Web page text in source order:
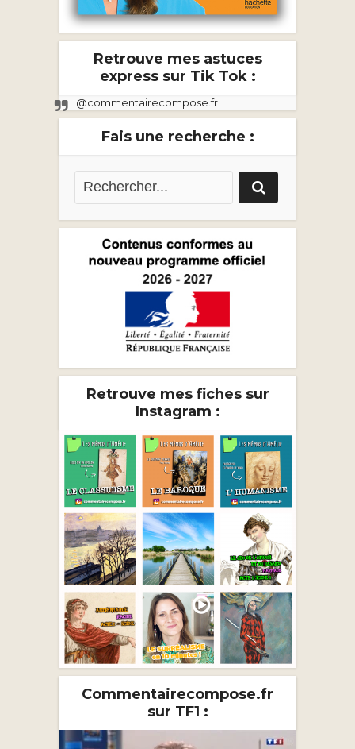
Retrouve mes astuces
express sur Tik Tok :
@commentairecompose.fr
Fais une recherche :
Retrouve mes fiches sur
Instagram :
Commentairecompose.fr
sur TF1 :